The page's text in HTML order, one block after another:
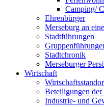
Camping/
Ehrenbürger
Merseburg an
Stadtführungen
Stadtchronik
Merseburger
Wirtschaft
Beteiligungen der
Industrie- und